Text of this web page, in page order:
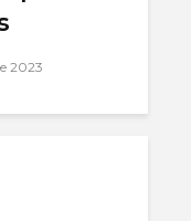
2023